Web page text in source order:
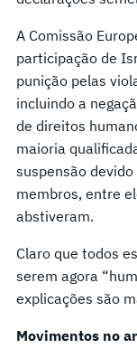
A Comissão
participação de
punição pelas
incluindo a
de direitos
maioria
suspensão
membros, entre
abstiveram.
Claro que todos
serem agora
explicações são
Movimentos no